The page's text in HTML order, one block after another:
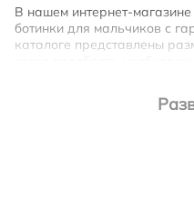
В нашем интернет-
ботинки для мальчиков с
каталоге представлены
Ваш мальчик может и сам
ассортимент порадует его